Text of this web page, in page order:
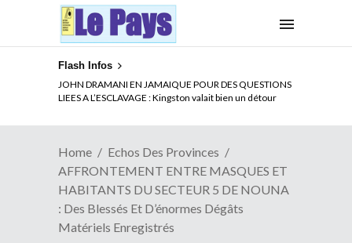
Flash Infos
ELECTION DE TALON A LA TETE DU SENAT BENINOIS :
Quand Patrice quitte le pouvoir sans partir !
Home
Echos Des Provinces
AFFRONTEMENT ENTRE MASQUES ET
HABITANTS DU SECTEUR 5 DE NOUNA
: Des Blessés Et D’énormes Dégâts
Matériels Enregistrés